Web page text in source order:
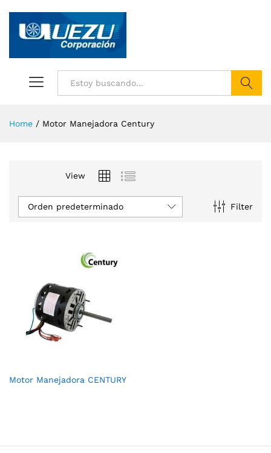
Home / Motor Manejadora Century
View
Filter
Orden predeterminado
Motor Manejadora CENTURY